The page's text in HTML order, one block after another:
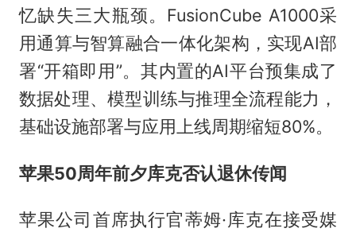
忆缺失三大瓶颈。FusionCube A1000采
用通算与智算融合一体化架构，实现AI部
署“开箱即用”。其内置的AI平台预集成了
数据处理、模型训练与推理全流程能力，
基础设施部署与应用上线周期缩短80%。
苹果50周年前夕库克否认退休传闻
苹果公司首席执行官蒂姆·库克在接受媒